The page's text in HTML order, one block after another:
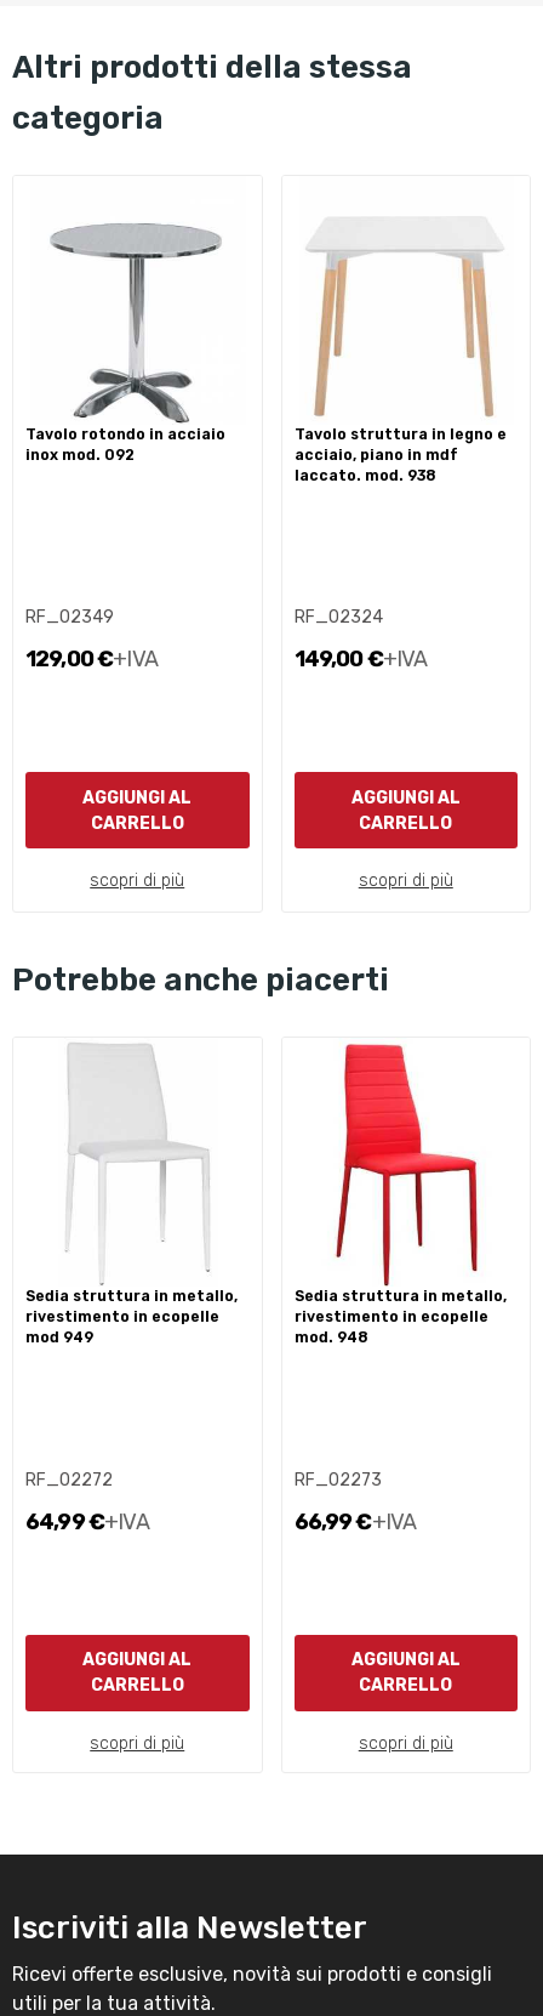
altri prodotti della stessa
categoria
tavolo rotondo in acciaio
inox mod. 092
RF_02349
129,00 €+IVA
AGGIUNGI AL
CARRELLO
scopri di più
tavolo struttura in legno e
acciaio, piano in mdf
laccato. mod. 938
RF_02324
149,00 €+IVA
AGGIUNGI AL
CARRELLO
scopri di più
Potrebbe anche piacerti
sedia struttura in metallo,
rivestimento in ecopelle
mod 949
RF_02272
64,99 €+IVA
AGGIUNGI AL
CARRELLO
scopri di più
sedia struttura in metallo,
rivestimento in ecopelle
mod. 948
RF_02273
66,99 €+IVA
AGGIUNGI AL
CARRELLO
scopri di più
Iscriviti alla Newsletter
Ricevi offerte esclusive, novità sui prodotti e consigli
utili per la tua attività.